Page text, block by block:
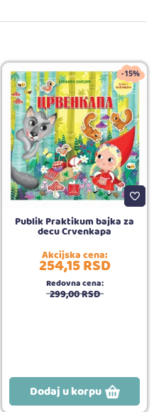
-15%
Publik Praktikum bajka za
decu Crvenkapa
Akcijska cena:
254,15RSD
Redovna cena:
299,00RSD
Dodaj u korpu